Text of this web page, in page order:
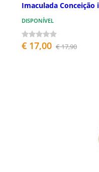
Imaculada
DISPONÍVEL
€ 17,00 € 17,90